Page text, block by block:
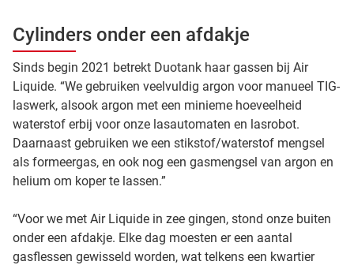
Cylinders onder een afdakje
Sinds begin 2021 betrekt Duotank haar gassen bij Air
Liquide. “We gebruiken veelvuldig argon voor manueel TIG-
laswerk, alsook argon met een minieme hoeveelheid
waterstof erbij voor onze lasautomaten en lasrobot.
Daarnaast gebruiken we een stikstof/waterstof mengsel
als formeergas, en ook nog een gasmengsel van argon en
helium om koper te lassen.”
“Voor we met Air Liquide in zee gingen, stond onze buiten
onder een afdakje. Elke dag moesten er een aantal
gasflessen gewisseld worden, wat telkens een kwartier